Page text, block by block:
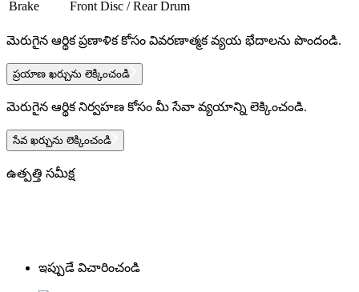
Brake
Front Disc / Rear Drum
మెరుగైన ఆర్థిక ప్రణాళిక కోసం వివరణాత్మక వ్యయ భేదాలను పొందండి.
ప్రయాణ ఖర్చును లెక్కించండి
మెరుగైన ఆర్థిక నిర్వహణ కోసం మీ సేవా వ్యయాన్ని లెక్కించండి.
సేవ ఖర్చును లెక్కించండి
ఉత్పత్తి సమీక్ష
ఇప్పుడే విచారించండి